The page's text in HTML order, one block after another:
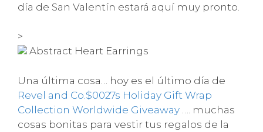
día de San Valentín estará aquí muy pronto.
>
Abstract Heart Earrings
Una última cosa… hoy es el último día de
Revel and Co.$0027s Holiday Gift Wrap
Collection Worldwide Giveaway …. muchas
cosas bonitas para vestir tus regalos de la